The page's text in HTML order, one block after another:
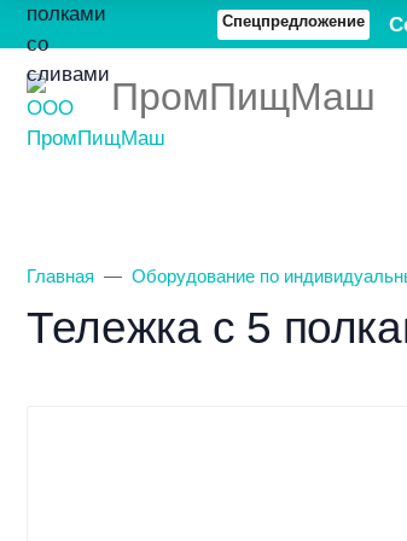
Спецпредложение
ПромПищМаш
Главная Оборудование по
Тележка с 5